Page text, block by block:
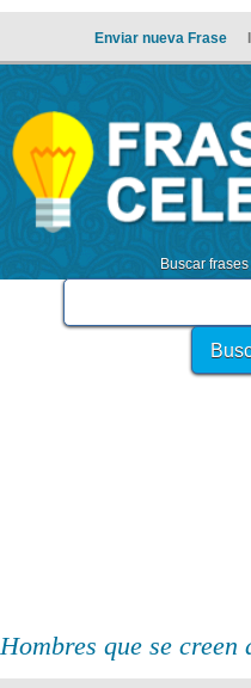
Enviar nueva Frase
Buscar
Hombres que se creen